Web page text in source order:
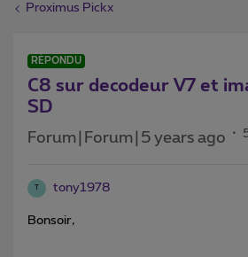
Proximus Pickx
RÉPONDU
C8 sur decodeur V7 et
SD
Forum|Forum|5 years ago
tony1978
Bonsoir,